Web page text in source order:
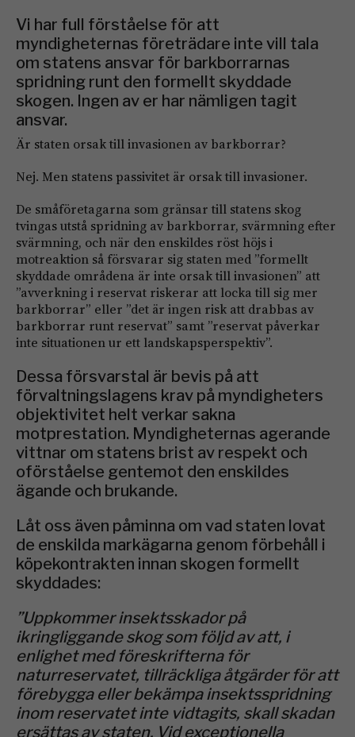
Vi har full förståelse för att
myndigheternas företrädare inte vill tala
om statens ansvar för barkborrarnas
spridning runt den formellt skyddade
skogen. Ingen av er har nämligen tagit
ansvar.
Är staten orsak till invasionen av barkborrar?
Nej. Men statens passivitet är orsak till invasion­er.
De småföretagarna som gränsar till statens skog
tvingas utstå spridning av barkborrar, svärmning efter
svärmning, och när den enskildes röst höjs i
motreaktion så försvarar sig staten med ”formellt
skyddade områdena är inte orsak till invasionen” att
”avverkning i reservat riskerar att locka till sig mer
barkborrar” eller ”det är ingen risk att drabbas av
barkborrar runt reservat” samt ”reservat påverkar
inte situationen ur ett landskapsperspektiv”.
Dessa försvarstal är bevis på att
förvaltningslagens krav på myndigheters
objektivitet helt verkar sakna
motprestation. Myndigheternas agerande
vittnar om statens brist av respekt och
oförståelse gentemot den enskildes
ägande och brukande.
Låt oss även påminna om vad staten lovat
de enskilda markägarna genom förbehåll i
köpekontrakten innan skogen formellt
skyddades:
”Uppkommer insektsskador på
ikringliggande skog som följd av att, i
enlighet med föreskrifterna för
naturreservatet, tillräckliga åtgärder för att
förebygga eller bekämpa insektsspridning
inom reservatet inte vidtagits, skall skadan
ersättas av staten. Vid exceptionella